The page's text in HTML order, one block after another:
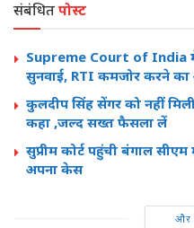
संबंधितपोस्ट
Supreme Court of India
सुनवाई, RTI कमजोर करने
कुलदीप सिंह सेंगर को नहीं मिली
कहा ,जल्द सख्त फैसला लें
सुप्रीम कोर्ट पहुंची बंगाल
अपना केस
और